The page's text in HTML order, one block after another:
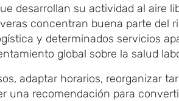
desarrollan su actividad al aire
concentran buena parte del
y determinados servicios
global sobre la salud
adaptar horarios, reorganizar
una recomendación para